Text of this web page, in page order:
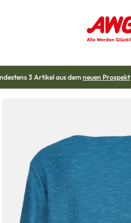
3 Artikel aus demneuen Prospekt